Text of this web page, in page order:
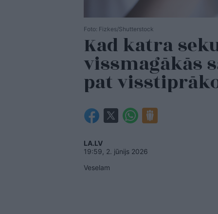
Foto: Fizkes/Shutterstock
Kad katra
vissmagākās
pat
LA.LV
19:59, 2. jūnijs 2026
Veselam